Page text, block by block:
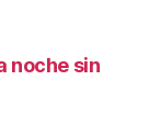
noche sin